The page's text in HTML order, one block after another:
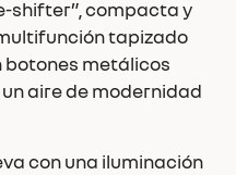
shifter”, compacta y
tapizado
botones metálicos
aire de modernidad
con una iluminación